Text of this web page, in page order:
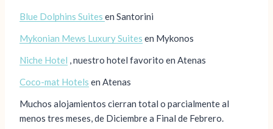
Blue Dolphins Suites en Santorini
Mykonian Mews Luxury Suites en Mykonos
Niche Hotel , nuestro hotel favorito en Atenas
Coco-mat Hotels en Atenas
Muchos alojamientos cierran total o parcialmente al
menos tres meses, de Diciembre a Final de Febrero.